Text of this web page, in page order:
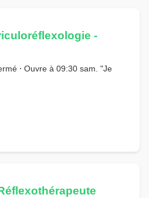
-
⋅ Ouvre à 09:30 sam. "Je